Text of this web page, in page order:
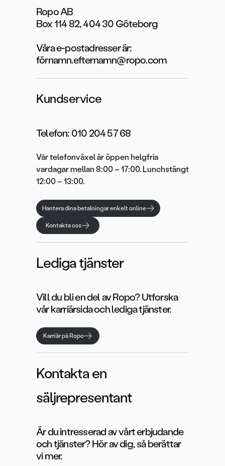
Ropo AB
Box 114 82, 404 30 Göteborg
Våra e-postadresser är:
förnamn.efternamn@ropo.com
Kundservice
Telefon: 010 204 57 68
Vår telefonväxel är öppen helgfria
vardagar mellan 8:00 – 17:00. Lunchstängt
12:00 – 13:00.
Hantera dina betalningar enkelt online
Kontakta oss
Lediga tjänster
Vill du bli en del av Ropo? Utforska
vår karriärsida och lediga tjänster.
Karriär på Ropo
Kontakta en
säljrepresentant
Är du intresserad av vårt erbjudande
och tjänster? Hör av dig, så berättar
vi mer.